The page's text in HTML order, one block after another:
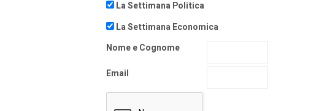
La Settimana Politica
La Settimana Economica
Nome e Cognome
Email